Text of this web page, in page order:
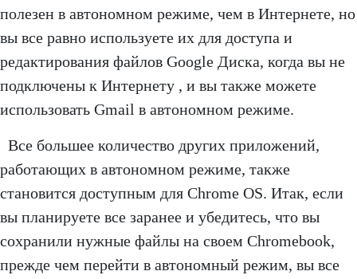
полезен в автономном режиме, чем в Интернете, но
вы все равно используете их для доступа и
редактирования файлов Google Диска, когда вы не
подключены к Интернету , и вы также можете
использовать Gmail в автономном режиме.
Все большее количество других приложений,
работающих в автономном режиме, также
становится доступным для Chrome OS. Итак, если
вы планируете все заранее и убедитесь, что вы
сохранили нужные файлы на своем Chromebook,
прежде чем перейти в автономный режим, вы все